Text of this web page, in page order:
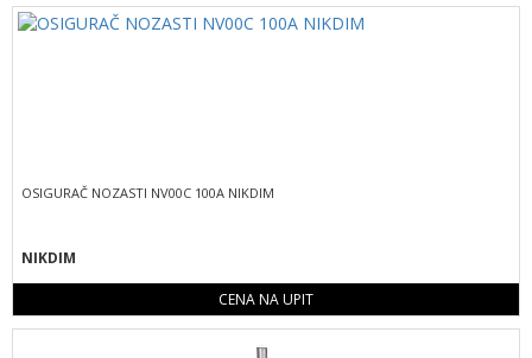
OSIGURAČ NOZASTI NV00C 100A NIKDIM
NIKDIM
CENA NA UPIT